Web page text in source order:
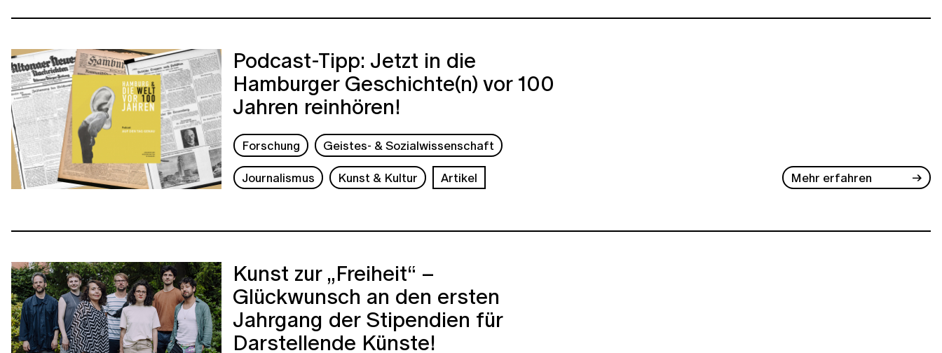
Podcast-Tipp: Jetzt in die
Hamburger Geschichte(n) vor 100
Jahren reinhören!
Forschung
Geistes- & Sozialwissenschaft
Journalismus
Kunst & Kultur Artikel Mehr erfahren
Kunst zur „Freiheit“ –
Glückwunsch an den ersten
Jahrgang der Stipendien für
Darstellende Künste!